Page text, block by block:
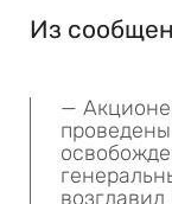
Из
—